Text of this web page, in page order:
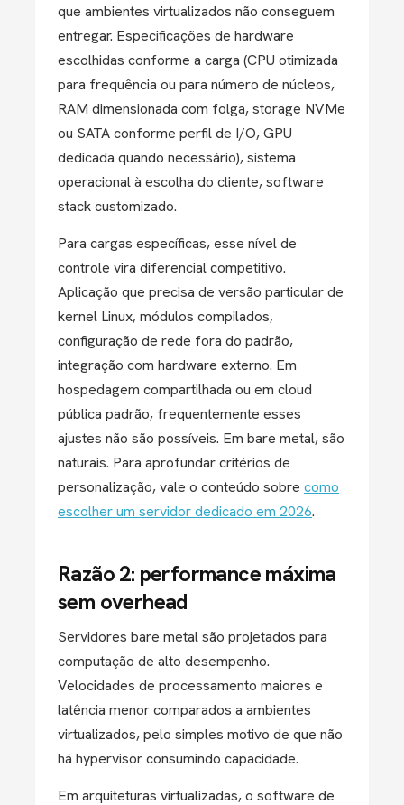
que ambientes virtualizados não conseguem
entregar. Especificações de hardware
escolhidas conforme a carga (CPU otimizada
para frequência ou para número de núcleos,
RAM dimensionada com folga, storage NVMe
ou SATA conforme perfil de I/O, GPU
dedicada quando necessário), sistema
operacional à escolha do cliente, software
stack customizado.
Para cargas específicas, esse nível de
controle vira diferencial competitivo.
Aplicação que precisa de versão particular de
kernel Linux, módulos compilados,
configuração de rede fora do padrão,
integração com hardware externo. Em
hospedagem compartilhada ou em cloud
pública padrão, frequentemente esses
ajustes não são possíveis. Em bare metal, são
naturais. Para aprofundar critérios de
personalização, vale o conteúdo sobre como
escolher um servidor dedicado em 2026.
Razão 2: performance máxima
sem overhead
Servidores bare metal são projetados para
computação de alto desempenho.
Velocidades de processamento maiores e
latência menor comparados a ambientes
virtualizados, pelo simples motivo de que não
há hypervisor consumindo capacidade.
Em arquiteturas virtualizadas, o software de